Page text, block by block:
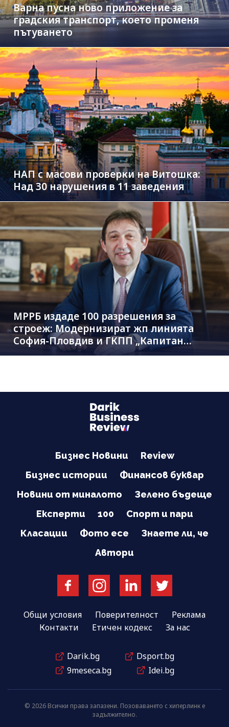
Варна пусна ново приложение за
градския транспорт, което променя
пътуването
НАП с масови проверки на Витошка:
Над 30 нарушения в 11 заведения
МРРБ издаде 100 разрешения за
строеж: Модернизират жп линията
София-Пловдив и ГКПП „Капитан
Андреево“
Бизнес Новини
Review
Бизнес истории
Финансов буквар
Новини от миналото
Зелено бъдеще
Експерти
100
Спорт и пари
Класации
Фото есе
Знаете ли, че
Автори
Общи условия Поверителност
Реклама
Контакти
Етичен кодекс За нас
Darik.bg
Dsport.bg
9meseca.bg
Idei.bg
© 2026 Всички права запазени. Позоваването с хиперлинк е
задължително.